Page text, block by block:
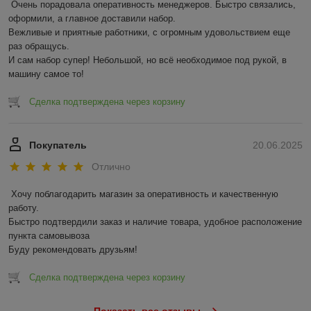
Очень порадовала оперативность менеджеров. Быстро связались,
оформили, а главное доставили набор.
Вежливые и приятные работники, с огромным удовольствием еще
раз обращусь.
И сам набор супер! Небольшой, но всё необходимое под рукой, в
машину самое то!
Сделка подтверждена через корзину
20.06.2025
Покупатель
Отлично
Хочу поблагодарить магазин за оперативность и качественную
работу.
Быстро подтвердили заказ и наличие товара, удобное расположение
пункта самовывоза
Буду рекомендовать друзьям!
Сделка подтверждена через корзину